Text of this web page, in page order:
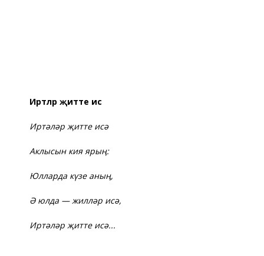
Иртәләр җитте исә
Иртәләр җитте исә
Аклысын кия ярың:
Юлларда күзе аның,
Ә юлда — жилләр исә,
Иртәләр җитте исә...